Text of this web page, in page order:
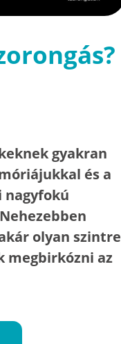
gyakran
és a
nagyfokú
olyan szintre
megbirkózni az